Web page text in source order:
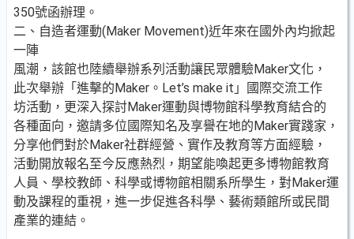
350號函辦理。
二、自造者運動(Maker Movement)近年來在國外內均掀起
一陣
風潮，該館也陸續舉辦系列活動讓民眾體驗Maker文化，
此次舉辦「進擊的Maker。Let’s make it」國際交流工作
坊活動，更深入探討Maker運動與博物館科學教育結合的
各種面向，邀請多位國際知名及享譽在地的Maker實踐家，
分享他們對於Maker社群經營、實作及教育等方面經驗，
活動開放報名至今反應熱烈，期望能喚起更多博物館教育
人員、學校教師、科學或博物館相關系所學生，對Maker運
動及課程的重視，進一步促進各科學、藝術類館所或民間
產業的連結。